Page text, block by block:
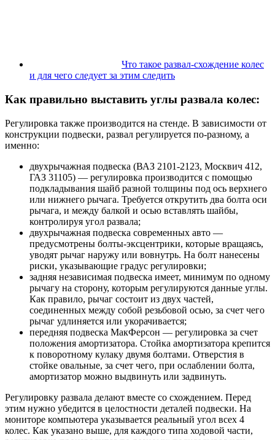
Что такое развал-схождение колес
и для чего следует за этим следить
Как правильно выставить углы развала колес:
Регулировка также производится на стенде. В зависимости от
конструкции подвески, развал регулируется по-разному, а
именно:
двухрычажная подвеска (ВАЗ 2101-2123, Москвич 412,
ГАЗ 31105) — регулировка производится с помощью
подкладывания шайб разной толщины под ось верхнего
или нижнего рычага. Требуется открутить два болта оси
рычага, и между балкой и осью вставлять шайбы,
контролируя угол развала;
двухрычажная подвеска современных авто —
предусмотрены болты-эксцентрики, которые вращаясь,
уводят рычаг наружу или вовнутрь. На болт нанесены
риски, указывающие градус регулировки;
задняя независимая подвеска имеет, минимум по одному
рычагу на сторону, которым регулируются данные углы.
Как правило, рычаг состоит из двух частей,
соединенных между собой резьбовой осью, за счет чего
рычаг удлиняется или укорачивается;
передняя подвеска МакФерсон — регулировка за счет
положения амортизатора. Стойка амортизатора крепится
к поворотному кулаку двумя болтами. Отверстия в
стойке овальные, за счет чего, при ослаблении болта,
амортизатор можно выдвинуть или задвинуть.
Регулировку развала делают вместе со схождением. Перед
этим нужно убедится в целостности деталей подвески. На
мониторе компьютера указывается реальный угол всех 4
колес. Как указано выше, для каждого типа ходовой части,